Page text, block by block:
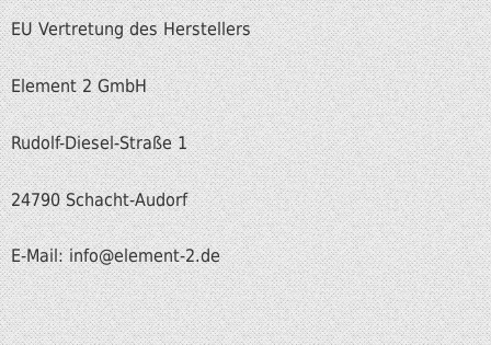
EU Vertretung des Herstellers
Element 2 GmbH
Rudolf-Diesel-Straße 1
24790 Schacht-Audorf
E-Mail: info@element-2.de